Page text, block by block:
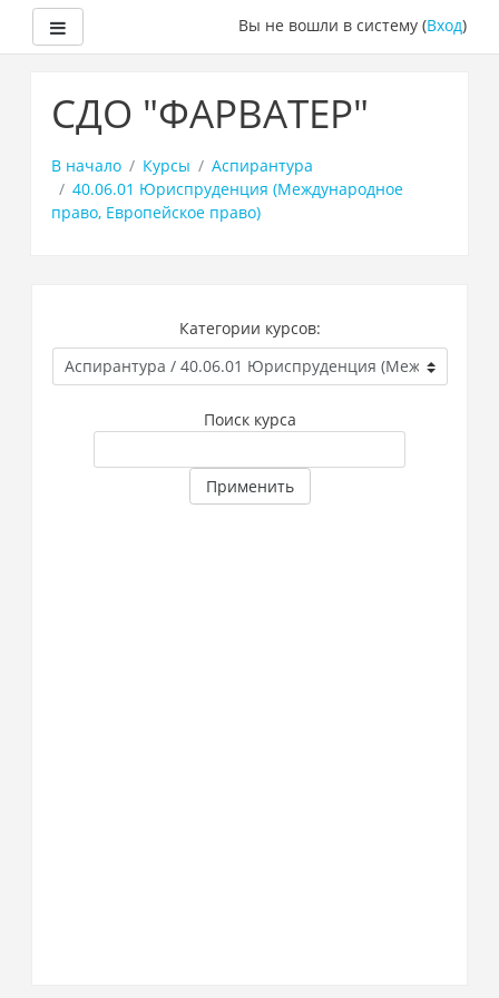
основному
содержанию
Вы не вошли в систему (Вход)
СДО "ФАРВАТЕР"
В начало Курсы
Аспирантура
40.06.01 Юриспруденция (Международное
право, Европейское право)
Категории курсов:
Поиск курса
Применить